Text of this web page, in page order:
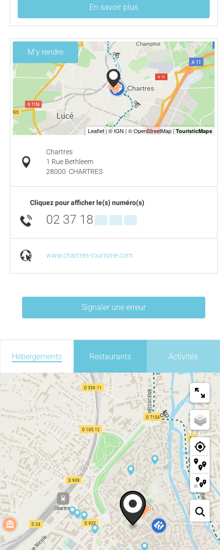
En savoir plus
M'y rendre
Chartres
1 Rue Bethleem
28000 CHARTRES
Cliquez pour afficher le(s) numéro(s)
02 37 18 ▒▒ ▒▒ ▒▒
www.chartres-tourisme.com
Signaler une erreur
Hébergements Restaurants Activités